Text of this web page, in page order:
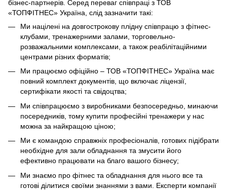
бізнес-партнерів. Серед переваг співпраці з ТОВ
«ТОПФІТНЕС» Україна, слід зазначити такі:
Ми націлені на довгострокову плідну співпрацю з фітнес-
клубами, тренажерними залами, торговельно-
розважальними комплексами, а також реабілітаційними
центрами різних форматів;
Ми працюємо офіційно – ТОВ «ТОПФІТНЕС» Україна має
повний комплект документів, що включає ліцензії,
сертифікати якості та свідоцтва;
Ми співпрацюємо з виробниками безпосередньо, минаючи
посередників, тому купити професійні тренажери у нас
можна за найкращою ціною;
Ми є командою справжніх професіоналів, готових підібрати
необхідне для зали обладнання та змусити його
ефективно працювати на благо вашого бізнесу;
Ми знаємо про фітнес та обладнання для нього все та
готові ділитися своїми знаннями з вами. Експерти компанії